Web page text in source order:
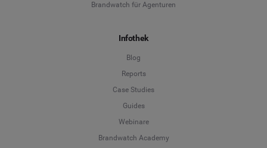
Brandwatch für Agenturen
Infothek
Blog
Reports
Case Studies
Guides
Webinare
Brandwatch Academy